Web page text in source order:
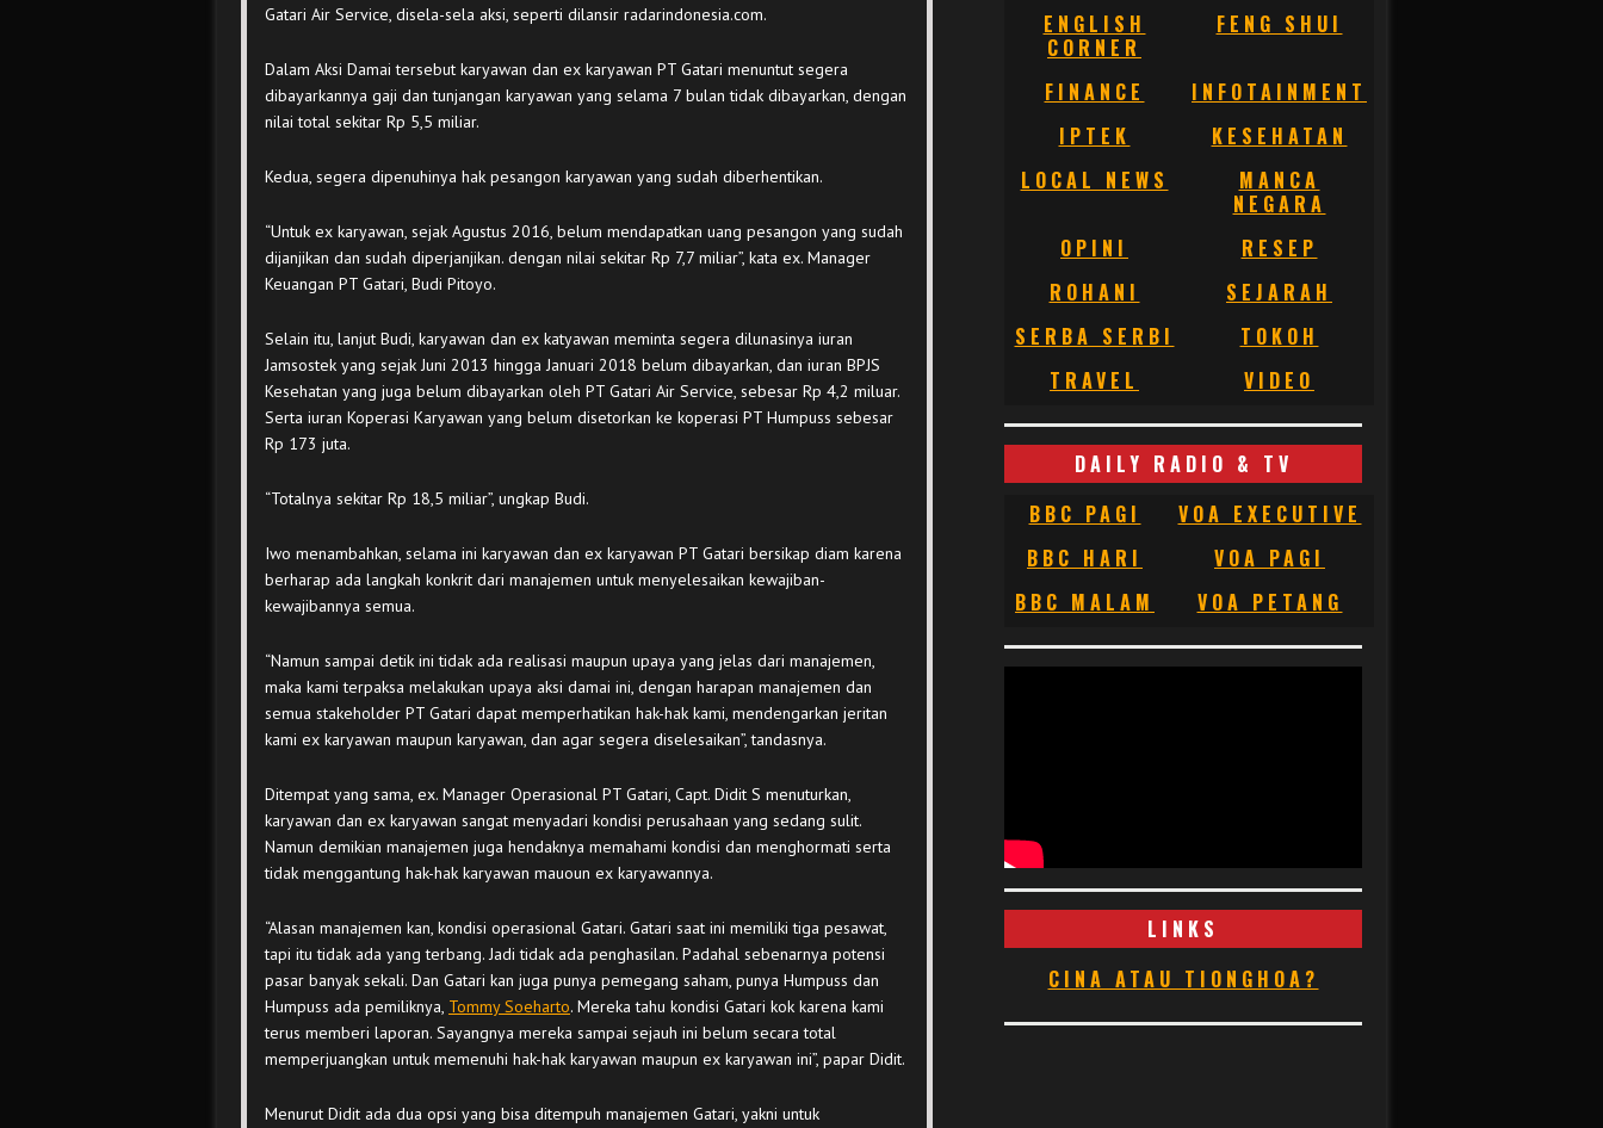
Gatari Air Service, disela-sela aksi, seperti dilansir radarindonesia.com.
Dalam Aksi Damai tersebut karyawan dan ex karyawan PT Gatari menuntut segera
dibayarkannya gaji dan tunjangan karyawan yang selama 7 bulan tidak dibayarkan, dengan
nilai total sekitar Rp 5,5 miliar.
Kedua, segera dipenuhinya hak pesangon karyawan yang sudah diberhentikan.
“Untuk ex karyawan, sejak Agustus 2016, belum mendapatkan uang pesangon yang sudah
dijanjikan dan sudah diperjanjikan. dengan nilai sekitar Rp 7,7 miliar”, kata ex. Manager
Keuangan PT Gatari, Budi Pitoyo.
Selain itu, lanjut Budi, karyawan dan ex katyawan meminta segera dilunasinya iuran
Jamsostek yang sejak Juni 2013 hingga Januari 2018 belum dibayarkan, dan iuran BPJS
Kesehatan yang juga belum dibayarkan oleh PT Gatari Air Service, sebesar Rp 4,2 miluar.
Serta iuran Koperasi Karyawan yang belum disetorkan ke koperasi PT Humpuss sebesar
Rp 173 juta.
“Totalnya sekitar Rp 18,5 miliar”, ungkap Budi.
Iwo menambahkan, selama ini karyawan dan ex karyawan PT Gatari bersikap diam karena
berharap ada langkah konkrit dari manajemen untuk menyelesaikan kewajiban-
kewajibannya semua.
“Namun sampai detik ini tidak ada realisasi maupun upaya yang jelas dari manajemen,
maka kami terpaksa melakukan upaya aksi damai ini, dengan harapan manajemen dan
semua stakeholder PT Gatari dapat memperhatikan hak-hak kami, mendengarkan jeritan
kami ex karyawan maupun karyawan, dan agar segera diselesaikan”, tandasnya.
Ditempat yang sama, ex. Manager Operasional PT Gatari, Capt. Didit S menuturkan,
karyawan dan ex karyawan sangat menyadari kondisi perusahaan yang sedang sulit.
Namun demikian manajemen juga hendaknya memahami kondisi dan menghormati serta
tidak menggantung hak-hak karyawan mauoun ex karyawannya.
“Alasan manajemen kan, kondisi operasional Gatari. Gatari saat ini memiliki tiga pesawat,
tapi itu tidak ada yang terbang. Jadi tidak ada penghasilan. Padahal sebenarnya potensi
pasar banyak sekali. Dan Gatari kan juga punya pemegang saham, punya Humpuss dan
Humpuss ada pemiliknya, Tommy Soeharto. Mereka tahu kondisi Gatari kok karena kami
terus memberi laporan. Sayangnya mereka sampai sejauh ini belum secara total
memperjuangkan untuk memenuhi hak-hak karyawan maupun ex karyawan ini”, papar Didit.
Menurut Didit ada dua opsi yang bisa ditempuh manajemen Gatari, yakni untuk
ENGLISH
CORNER
FENG SHUI
FINANCE
INFOTAINMENT
IPTEK
KESEHATAN
LOCAL NEWS
MANCA
NEGARA
OPINI
RESEP
ROHANI
SEJARAH
SERBA SERBI
TOKOH
TRAVEL
VIDEO
DAILY RADIO & TV
BBC PAGI
VOA EXECUTIVE
BBC HARI
VOA PAGI
BBC MALAM
VOA PETANG
LINKS
CINA ATAU TIONGHOA?